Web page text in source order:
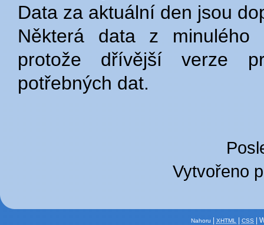
Data za aktuální den jsou
Některá data z minulého
protože dřívější verze
potřebných dat.
Vytvořeno
Nahoru XHTML CSS |